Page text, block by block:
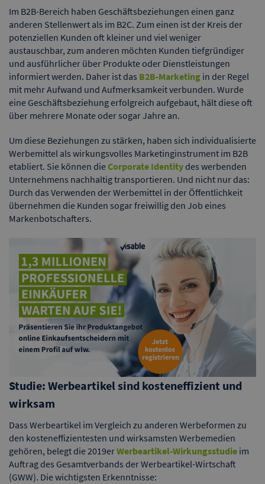
Im B2B-Bereich haben Geschäftsbeziehungen einen ganz
anderen Stellenwert als im B2C. Zum einen ist der Kreis der
potenziellen Kunden oft kleiner und viel weniger
austauschbar, zum anderen möchten Kunden tiefgründiger
und ausführlicher über Produkte oder Dienstleistungen
informiert werden. Daher ist das B2B-Marketing in der Regel
mit mehr Aufwand und Aufmerksamkeit verbunden. Wurde
eine Geschäftsbeziehung erfolgreich aufgebaut, hält diese oft
über mehrere Monate oder sogar Jahre an.
Um diese Beziehungen zu stärken, haben sich individualisierte
Werbemittel als wirkungsvolles Marketinginstrument im B2B
etabliert. Sie können dieCorporate Identitydes werbenden
Unternehmens nachhaltig transportieren. Und nicht nur das:
Durch das Verwenden der Werbemittel in der Öffentlichkeit
übernehmen die Kunden sogar freiwillig den Job eines
Markenbotschafters.
Studie: Werbeartikel sind kosteneffizient und
wirksam
Dass Werbeartikel im Vergleich zu anderen Werbeformen zu
den kosteneffizientesten und wirksamsten Werbemedien
gehören, belegt die 2019erWerbeartikel-Wirkungsstudie im
Auftrag des Gesamtverbands der Werbeartikel-Wirtschaft
(GWW). Die wichtigsten Erkenntnisse: